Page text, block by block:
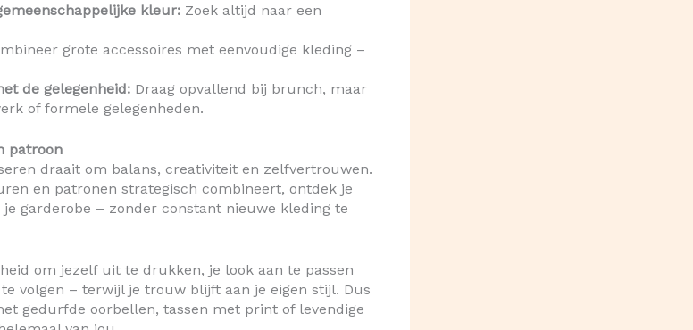
kleur: Zoek altijd naar een
grote accessoires met eenvoudige kleding –
de gelegenheid: Draag opvallend bij brunch, maar
of formele gelegenheden.
patroon
draait om balans, creativiteit en zelfvertrouwen.
en patronen strategisch combineert, ontdek je
garderobe – zonder constant nieuwe kleding te
om jezelf uit te drukken, je look aan te passen
volgen – terwijl je trouw blijft aan je eigen stijl. Dus
gedurfde oorbellen, tassen met print of levendige